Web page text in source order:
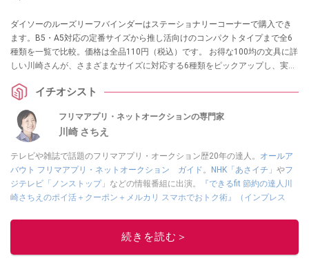
ダイソーのルーズリーフバインダーはステーショナリーコーナーで購入でき
ます。B5・A5対応の定番サイズから推し活向けのコンパクトタイプまで全6
種類を一覧で比較。価格は全品110円（税込）です。 お得な100均の文具に詳
しい川崎さんが、さまざまなサイズに対応する6種類をピックアップし、実際
イチオシスト
フリマアプリ・ネットオークションの専門家
川崎 さちえ
テレビや雑誌で話題のフリマアプリ・オークション歴20年の達人。 オールア
バウト フリマアプリ・ネットオークション ガイド。 NHK「あさイチ」 やフ
ジテレビ「ノンストップ」 などの情報番組に出演。
『できるfit 節約の達人川
崎さちえのポイ活＋クーポン＋メルカリ スマホでおトク術』（インプレス
的に稼ぐ！』（翔泳社刊）
■経歴：2003年、夫が子育てをするために、突然会社を辞める。翌月からの
続きを読む＞